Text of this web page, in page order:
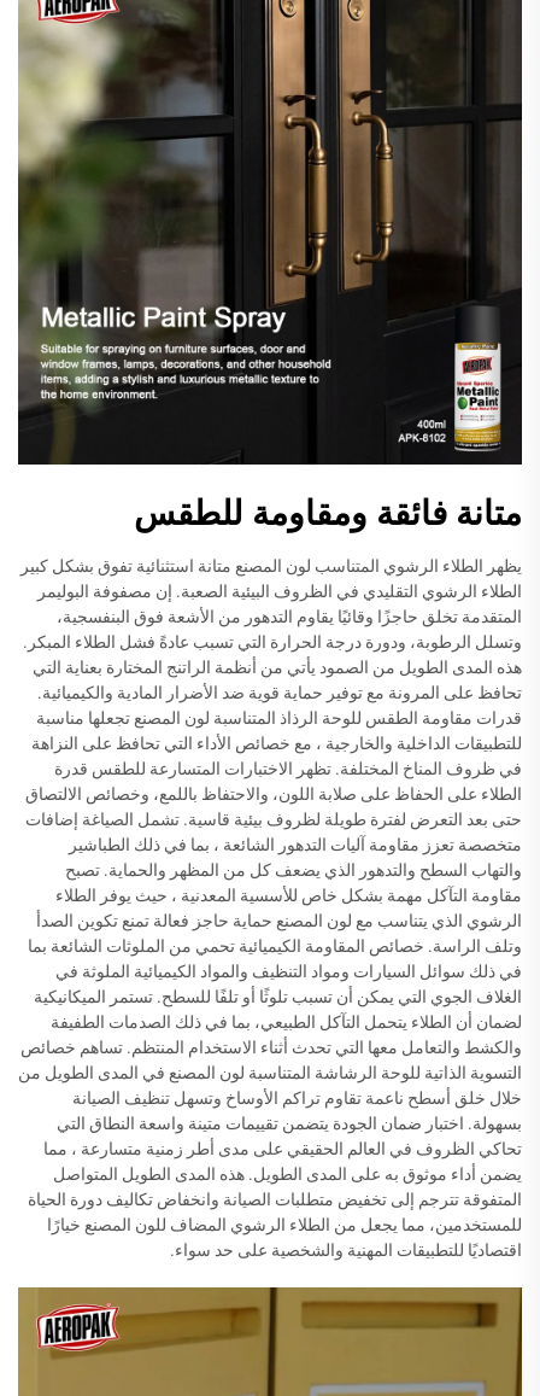
متانة فائقة ومقاومة للطقس
يظهر الطلاء الرشوي المتناسب لون المصنع متانة استثنائية تفوق بشكل كبير
الطلاء الرشوي التقليدي في الظروف البيئية الصعبة. إن مصفوفة البوليمر
المتقدمة تخلق حاجزًا وقائيًا يقاوم التدهور من الأشعة فوق البنفسجية،
وتسلل الرطوبة، ودورة درجة الحرارة التي تسبب عادةً فشل الطلاء المبكر.
هذه المدى الطويل من الصمود يأتي من أنظمة الراتنج المختارة بعناية التي
تحافظ على المرونة مع توفير حماية قوية ضد الأضرار المادية والكيميائية.
قدرات مقاومة الطقس للوحة الرذاذ المتناسبة لون المصنع تجعلها مناسبة
للتطبيقات الداخلية والخارجية ، مع خصائص الأداء التي تحافظ على النزاهة
في ظروف المناخ المختلفة. تظهر الاختبارات المتسارعة للطقس قدرة
الطلاء على الحفاظ على صلابة اللون، والاحتفاظ باللمع، وخصائص الالتصاق
حتى بعد التعرض لفترة طويلة لظروف بيئية قاسية. تشمل الصياغة إضافات
متخصصة تعزز مقاومة آليات التدهور الشائعة ، بما في ذلك الطباشير
والتهاب السطح والتدهور الذي يضعف كل من المظهر والحماية. تصبح
مقاومة التآكل مهمة بشكل خاص للأسسية المعدنية ، حيث يوفر الطلاء
الرشوي الذي يتناسب مع لون المصنع حماية حاجز فعالة تمنع تكوين الصدأ
وتلف الراسة. خصائص المقاومة الكيميائية تحمي من الملوثات الشائعة بما
في ذلك سوائل السيارات ومواد التنظيف والمواد الكيميائية الملوثة في
الغلاف الجوي التي يمكن أن تسبب تلوثًا أو تلفًا للسطح. تستمر الميكانيكية
لضمان أن الطلاء يتحمل التآكل الطبيعي، بما في ذلك الصدمات الطفيفة
والكشط والتعامل معها التي تحدث أثناء الاستخدام المنتظم. تساهم خصائص
التسوية الذاتية للوحة الرشاشة المتناسبة لون المصنع في المدى الطويل من
خلال خلق أسطح ناعمة تقاوم تراكم الأوساخ وتسهل تنظيف الصيانة
بسهولة. اختبار ضمان الجودة يتضمن تقييمات متينة واسعة النطاق التي
تحاكي الظروف في العالم الحقيقي على مدى أطر زمنية متسارعة ، مما
يضمن أداء موثوق به على المدى الطويل. هذه المدى الطويل المتواصل
المتفوقة تترجم إلى تخفيض متطلبات الصيانة وانخفاض تكاليف دورة الحياة
للمستخدمين، مما يجعل من الطلاء الرشوي المضاف للون المصنع خيارًا
اقتصاديًا للتطبيقات المهنية والشخصية على حد سواء.